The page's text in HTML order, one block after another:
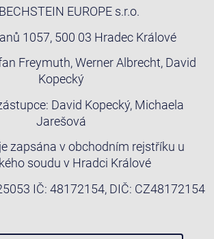
EUROPE s.r.o.
1057, 500 03 Hradec Králové
Freymuth, Werner Albrecht, David
Kopecký
David Kopecký, Michaela
Jarešová
zapsána v obchodním rejstříku u
soudu v Hradci Králové
IČ: 48172154, DIČ: CZ48172154